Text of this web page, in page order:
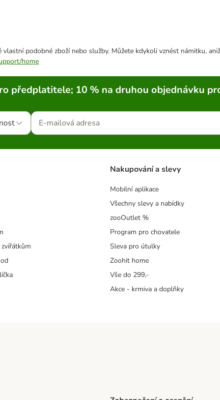
podobné zboží nebo služby. Můžete kdykoli vznést námitku,
home
předplatitele; 10 % na druhou objednávku
Nakupování a slevy
Mobilní aplikace
Všechny slevy a nabídky
zooOutlet %
Program pro chovatele
Sleva pro útulky
Zoohit home
Vše do 299,-
Akce - krmiva a doplňky